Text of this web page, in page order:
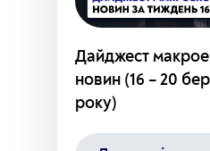
Дайджест
новин (16 – 20
року)